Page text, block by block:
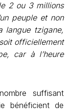
2 ou 3 millions
peuple et non
langue tzigane,
officiellement
car à l’heure
suffisant
bénéficient de